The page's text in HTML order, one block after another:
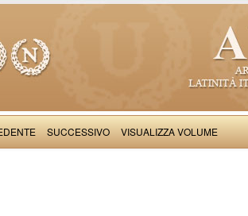
SUCCESSIVO VISUALIZZA VOLUME